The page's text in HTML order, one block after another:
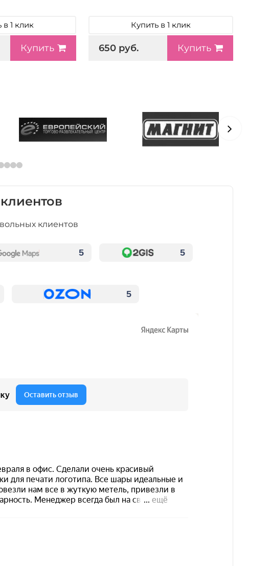
в 1 клик
Купить
Купить в 1 клик
650 руб. Купить
клиентов
5 5
5